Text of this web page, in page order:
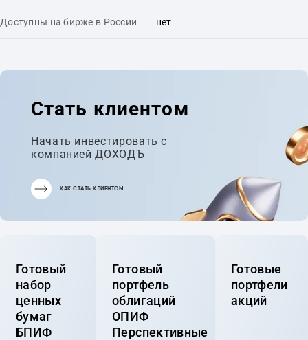
Доступны на бирже в России нет
Стать клиентом
Начать инвестировать с
компанией ДОХОДЪ
КАК СТАТЬ КЛИЕНТОМ
Готовый
набор
ценных
бумаг
БПИФ
Готовый
портфель
облигаций
ОПИФ
Перспективные
Готовые
портфели
акций